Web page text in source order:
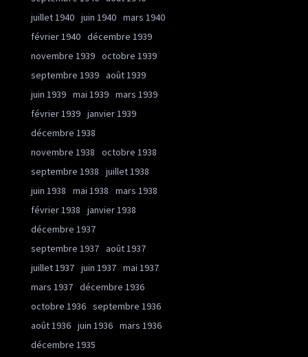
juillet 1940 juin 1940 mars 1940
février 1940 décembre 1939
novembre 1939 octobre 1939
septembre 1939 août 1939
juin 1939 mai 1939 mars 1939
février 1939 janvier 1939
décembre 1938
novembre 1938
octobre 1938
septembre 1938
juillet 1938
juin 1938
mai 1938
mars 1938
février 1938
janvier 1938
décembre 1937
septembre 1937 août 1937
juillet 1937 juin 1937 mai 1937
mars 1937 décembre 1936
octobre 1936 septembre 1936
août 1936 juin 1936 mars 1936
décembre 1935